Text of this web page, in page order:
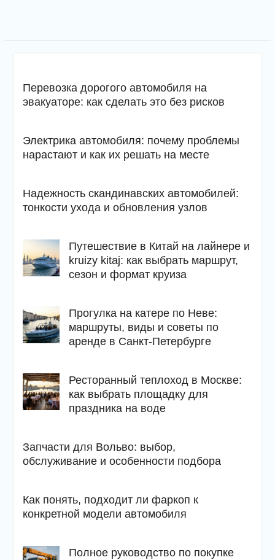
Перевозка дорогого автомобиля на
эвакуаторе: как сделать это без рисков
Электрика автомобиля: почему проблемы
нарастают и как их решать на месте
Надежность скандинавских автомобилей:
тонкости ухода и обновления узлов
Путешествие в Китай на лайнере и
kruizy kitaj: как выбрать маршрут,
сезон и формат круиза
Прогулка на катере по Неве:
маршруты, виды и советы по
аренде в Санкт-Петербурге
Ресторанный теплоход в Москве:
как выбрать площадку для
праздника на воде
Запчасти для Вольво: выбор,
обслуживание и особенности подбора
Как понять, подходит ли фаркоп к
конкретной модели автомобиля
Полное руководство по покупке